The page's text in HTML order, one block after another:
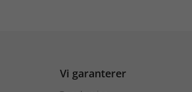
Vi garanterer